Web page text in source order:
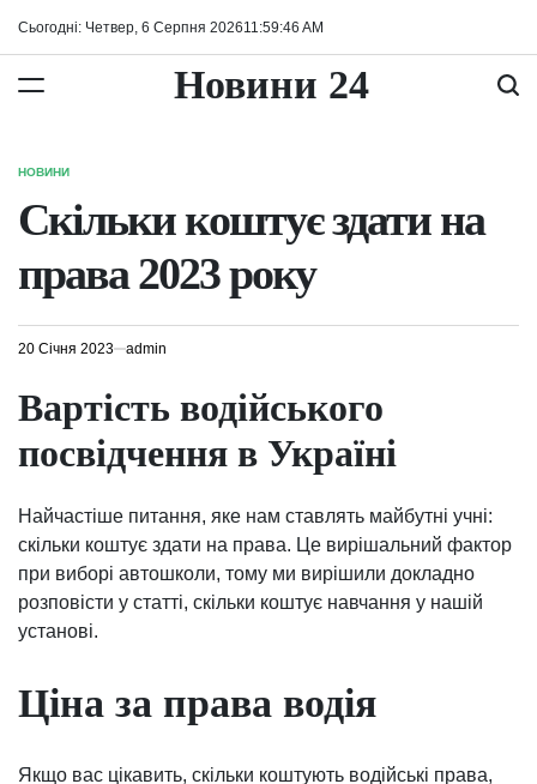
Сьогодні: Четвер, 6 Серпня 202611 :59:47 AM
Новини 24
ОПУБЛІКУВАТИ
НОВИНИ
Скільки коштує здати на
права 2023 року
20 Січня 2023 admin
Вартість водійського
посвідчення в Україні
Найчастіше питання, яке нам ставлять майбутні учні:
скільки коштує здати на права. Це вирішальний фактор
при виборі автошколи, тому ми вирішили докладно
розповісти у статті, скільки коштує навчання у нашій
установі.
Ціна за права водія
Якщо вас цікавить, скільки коштують водійські права,